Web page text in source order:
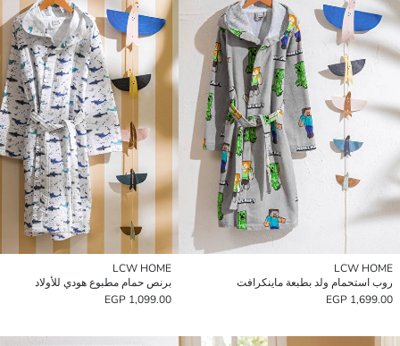
LCW HOME
روب استحمام ولد بطبعة ماينكرافت
1,699.00 EGP
LCW HOME
برنص حمام مطبوع هودي للأولاد
1,099.00 EGP